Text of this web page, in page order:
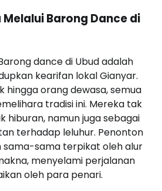
Barong Dance di
dance di Ubud adalah
kearifan lokal Gianyar.
hingga orang dewasa, semua
tradisi ini. Mereka tak
hiburan, namun juga sebagai
terhadap leluhur. Penonton
sama-sama terpikat oleh alur
menyelami perjalanan
oleh para penari.